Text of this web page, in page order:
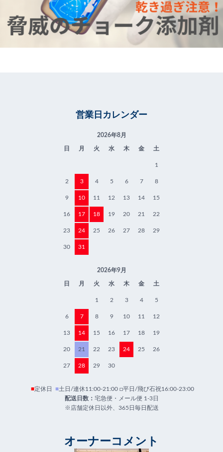
営業日カレンダー
2026年8月
日 月 火 水 木 金 土
1
2 3 4 5 6 7 8
9 10 11 12 13 14 15
16 17 18 19 20 21 22
23 24 25 26 27 28 29
30 31
2026年9月
日 月 火 水 木 金 土
1 2 3 4 5
6 7 8 9 10 11 12
13 14 15 16 17 18 19
20 21 22 23 24 25 26
27 28 29 30
■定休日 ■土日/連休11:00-21:00 □平日/飛び石祝16:00-23:00
配送日数： 宅急便・メール便 1-3日
※店舗定休日以外、365日毎日配送
オーナーコメント